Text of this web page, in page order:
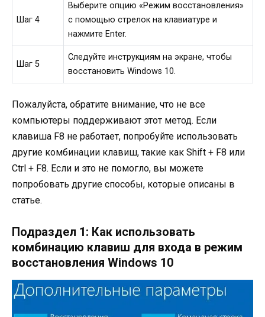
Шаг 4
Выберите опцию «Режим восстановления»
с помощью стрелок на клавиатуре и
нажмите Enter.
Шаг 5
Следуйте инструкциям на экране, чтобы
восстановить Windows 10.
Пожалуйста, обратите внимание, что не все
компьютеры поддерживают этот метод. Если
клавиша F8 не работает, попробуйте использовать
другие комбинации клавиш, такие как Shift + F8 или
Ctrl + F8. Если и это не помогло, вы можете
попробовать другие способы, которые описаны в
статье.
Подраздел 1: Как использовать
комбинацию клавиш для входа в режим
восстановления Windows 10